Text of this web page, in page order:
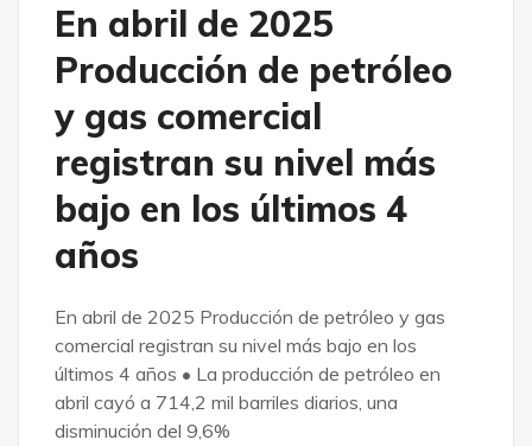
En abril de 2025
Producción de petróleo
y gas comercial
registran su nivel más
bajo en los últimos 4
años
En abril de 2025 Producción de petróleo y gas
comercial registran su nivel más bajo en los
últimos 4 años • La producción de petróleo en
abril cayó a 714,2 mil barriles diarios, una
disminución del 9,6%